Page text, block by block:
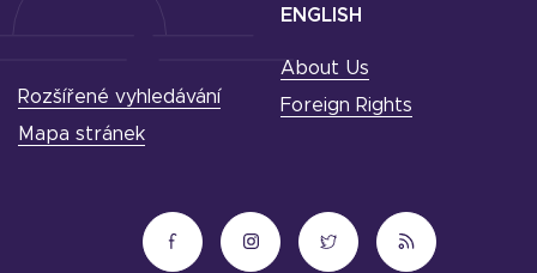
ENGLISH
About Us
Foreign Rights
Rozšířené vyhledávání
Mapa stránek